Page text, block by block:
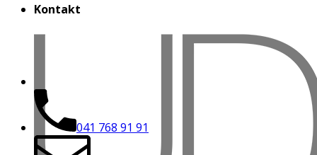
Kontakt
041 768 91 91